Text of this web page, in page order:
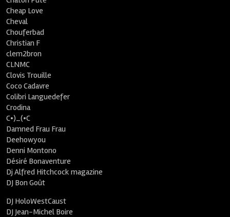
Cheap Love
Cheval
Chouferbad
Christian F
clem2bron
CLNMC
Clovis Trouille
Coco Cadavre
Colibri Languedefer
Crodina
C•)_(•C
Damned Frau Frau
Deehowyou
Denni Montono
Désiré Bonaventure
Dj Alfred Hitchcock magazine
DJ Bon Goût
DJ HoloWestCaust
DJ Jean-Michel Boire